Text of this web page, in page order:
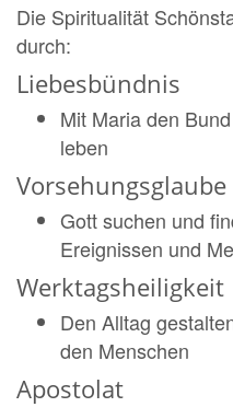
Die Spiritualität
durch:
Liebesbündnis
Mit Maria den
leben
Vorsehungsglaube
Gott suchen und
Ereignissen und
Werktagsheiligkeit
Den Alltag
den Menschen
Apostolat